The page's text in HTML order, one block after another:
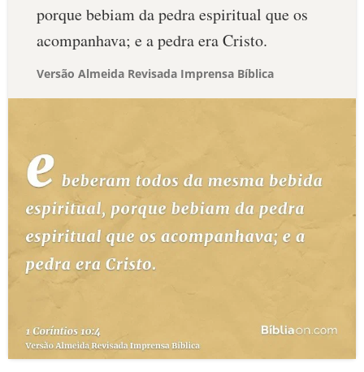
porque bebiam da pedra espiritual que os
acompanhava; e a pedra era Cristo.
Versão Almeida Revisada Imprensa Bíblica